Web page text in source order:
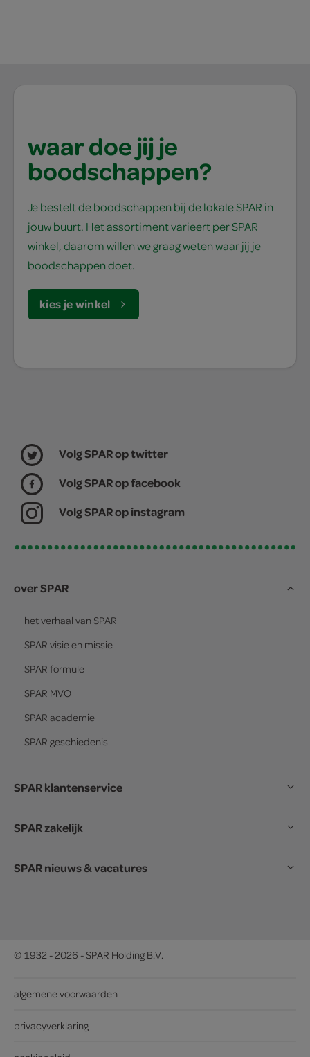
waar doe jij je
boodschappen?
Je bestelt de boodschappen bij de lokale SPAR in
jouw buurt. Het assortiment varieert per SPAR
winkel, daarom willen we graag weten waar jij je
boodschappen doet.
kies je winkel
Volg SPAR op twitter
Volg SPAR op facebook
Volg SPAR op instagram
over SPAR
het verhaal van SPAR
SPAR visie en missie
SPAR formule
SPAR MVO
SPAR academie
SPAR geschiedenis
SPAR klantenservice
SPAR zakelijk
SPAR nieuws & vacatures
© 1932 - 2026 - SPAR Holding B.V.
algemene voorwaarden
privacyverklaring